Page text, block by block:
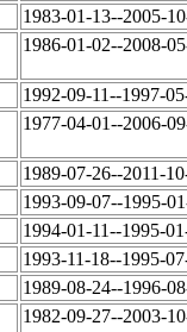
1983-01-13--2005-
1986-01-02--2008-
1992-09-11--1997-
1977-04-01--2006-
1989-07-26--2011-
1993-09-07--1995-
1994-01-11--1995-
1993-11-18--1995-
1989-08-24--1996-
1982-09-27--2003-